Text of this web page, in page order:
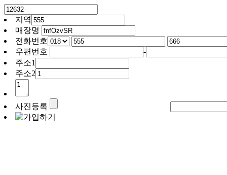
지역
매장명
전화번호
우편번호
-
주소1
주소2
사진등록